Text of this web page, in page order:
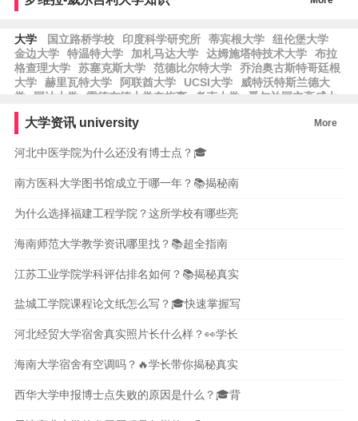
大学 国立路桥学校 印度科学研究所 蒂宾根大学
纽伦堡大学
金边大学
特温特大学 加札马达大学 达姆施塔特技术大学
布拉
格查理大学
苏塞克斯大学 范德比尔特大学
乔治奥古斯特哥廷根
大学
赫里瓦特大学 阿联酋大学 UCSI大学
威特沃特斯兰德大
学
国油大学 雷德布德大学奈梅亨 考克大学
爱尔兰国立高威大
学
学
思克莱德大学 中东技术大学
卡洛斯三世大学
大学资讯 university More
河北中医学院为什么还没有博士点？🎓
南方医科大学图书馆成立于哪一年？📚揭秘南
为什么选择福建工程学院？这所学校有哪些亮
海南师范大学教学资讯哪里找？📚超全指南
江苏工业学院学科评估排名如何？📚揭秘真实
盐城工学院课程论文纸怎么写？🎓快速掌握写
河北经贸大学宿舍真实照片长什么样？👀学长
海南大学宿舍有空调吗？🔥学长带你揭秘真实
西华大学申报博士点失败的原因是什么？🎓背